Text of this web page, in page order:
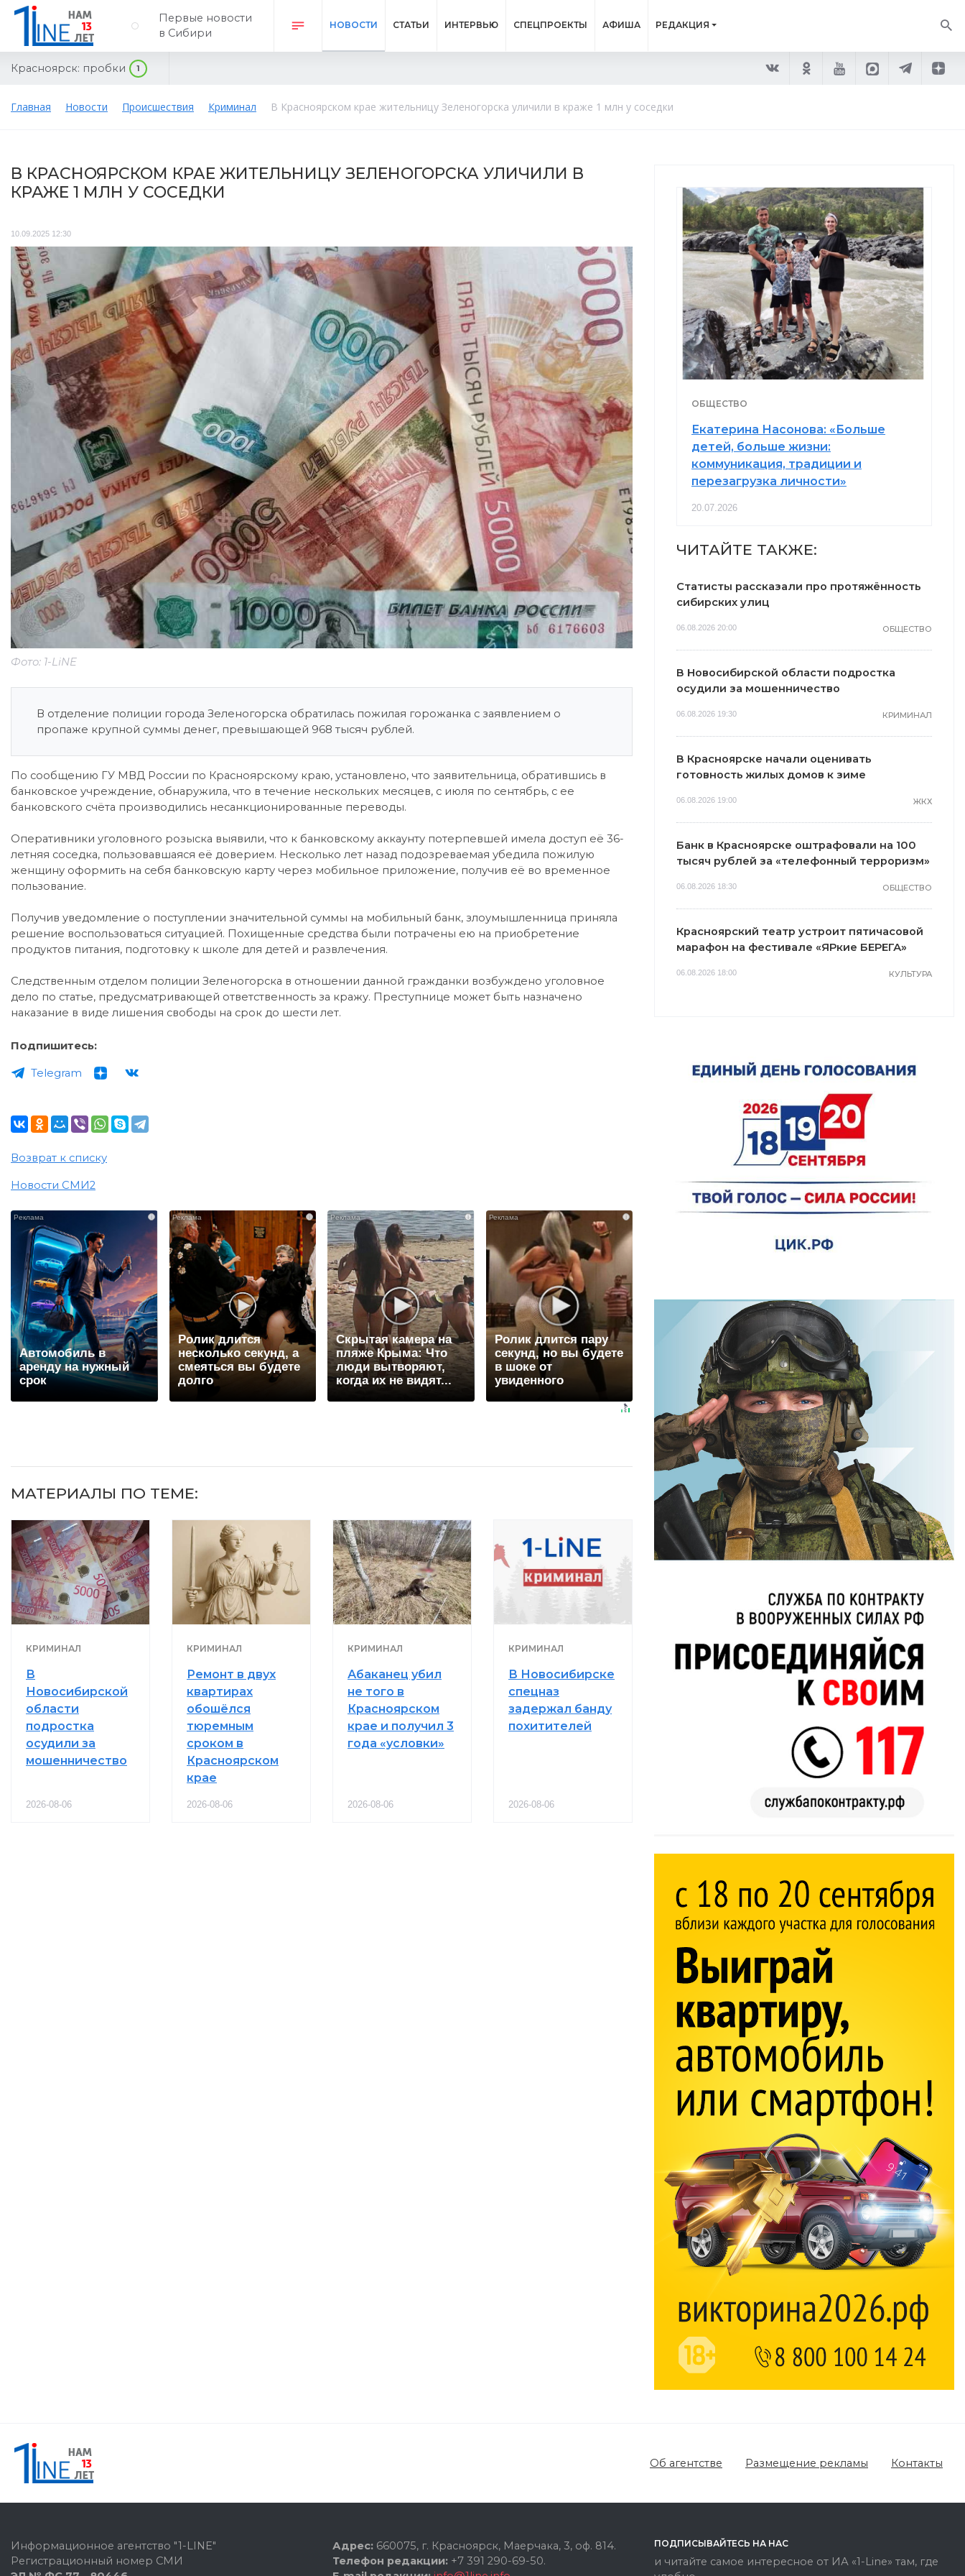
Первые новости
в Сибири
НОВОСТИ СТАТЬИ ИНТЕРВЬЮ СПЕЦПРОЕКТЫ АФИША РЕДАКЦИЯ
Красноярск: пробки 1
Главная Новости Происшествия Криминал В Красноярском крае жительницу Зеленогорска уличили в краже 1 млн у соседки
В КРАСНОЯРСКОМ КРАЕ ЖИТЕЛЬНИЦУ ЗЕЛЕНОГОРСКА УЛИЧИЛИ В
КРАЖЕ 1 МЛН У СОСЕДКИ
10.09.2025 12:30
Фото: 1-LiNE
В отделение полиции города Зеленогорска обратилась пожилая горожанка с заявлением о
пропаже крупной суммы денег, превышающей 968 тысяч рублей.
По сообщению ГУ МВД России по Красноярскому краю, установлено, что заявительница, обратившись в
банковское учреждение, обнаружила, что в течение нескольких месяцев, с июля по сентябрь, с ее
банковского счёта производились несанкционированные переводы.
Оперативники уголовного розыска выявили, что к банковскому аккаунту потерпевшей имела доступ её 36-
летняя соседка, пользовавшаяся её доверием. Несколько лет назад подозреваемая убедила пожилую
женщину оформить на себя банковскую карту через мобильное приложение, получив её во временное
пользование.
Получив уведомление о поступлении значительной суммы на мобильный банк, злоумышленница приняла
решение воспользоваться ситуацией. Похищенные средства были потрачены ею на приобретение
продуктов питания, подготовку к школе для детей и развлечения.
Следственным отделом полиции Зеленогорска в отношении данной гражданки возбуждено уголовное
дело по статье, предусматривающей ответственность за кражу. Преступнице может быть назначено
наказание в виде лишения свободы на срок до шести лет.
Подпишитесь:
Telegram
Возврат к списку
Новости СМИ2
i
Автомобиль в
аренду на нужный
срок
i
Ролик длится
несколько секунд, а
смеяться вы будете
долго
i
Скрытая камера на
пляже Крыма: Что
люди вытворяют,
когда их не видят...
i
Ролик длится пару
секунд, но вы будете
в шоке от
увиденного
МАТЕРИАЛЫ ПО ТЕМЕ:
КРИМИНАЛ
В
Новосибирской
области
подростка
осудили за
мошенничество
2026-08-06
КРИМИНАЛ
Ремонт в двух
квартирах
обошёлся
тюремным
сроком в
Красноярском
крае
2026-08-06
КРИМИНАЛ
Абаканец убил
не того в
Красноярском
крае и получил 3
года «условки»
2026-08-06
КРИМИНАЛ
В Новосибирске
спецназ
задержал банду
похитителей
2026-08-06
ОБЩЕСТВО
Екатерина Насонова: «Больше
детей, больше жизни:
коммуникация, традиции и
перезагрузка личности»
20.07.2026
ЧИТАЙТЕ ТАКЖЕ:
Статисты рассказали про протяжённость
сибирских улиц
06.08.2026 20:00 ОБЩЕСТВО
В Новосибирской области подростка
осудили за мошенничество
06.08.2026 19:30 КРИМИНАЛ
В Красноярске начали оценивать
готовность жилых домов к зиме
06.08.2026 19:00 ЖКХ
Банк в Красноярске оштрафовали на 100
тысяч рублей за «телефонный терроризм»
06.08.2026 18:30 ОБЩЕСТВО
Красноярский театр устроит пятичасовой
марафон на фестивале «ЯРкие БЕРЕГА»
06.08.2026 18:00 КУЛЬТУРА
Об агентстве Размещение рекламы Контакты
Информационное агентство "1-LINE"
Регистрационный номер СМИ
Адрес: 660075, г. Красноярск, Маерчака, 3, оф. 814.
Телефон редакции: +7 391 290-69-50.
ПОДПИСЫВАЙТЕСЬ НА НАС
и читайте самое интересное от ИА «1-Line» там, где